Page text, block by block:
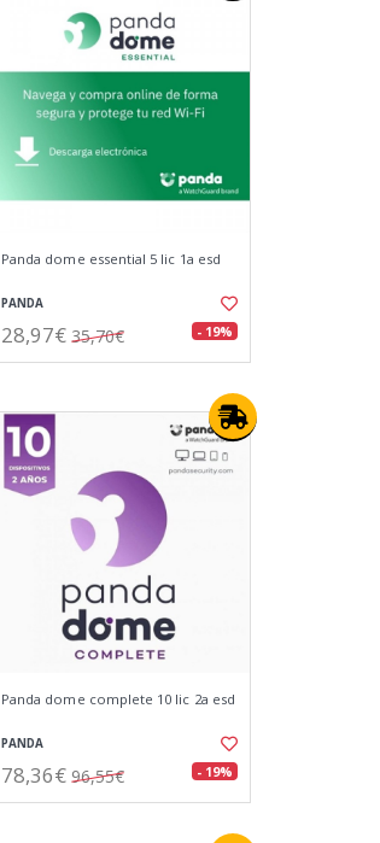
Panda dome essential 5 lic 1a esd
PANDA
28,97€ 35,70€ - 19%
Panda dome complete 10 lic 2a esd
PANDA
78,36€ 96,55€ - 19%